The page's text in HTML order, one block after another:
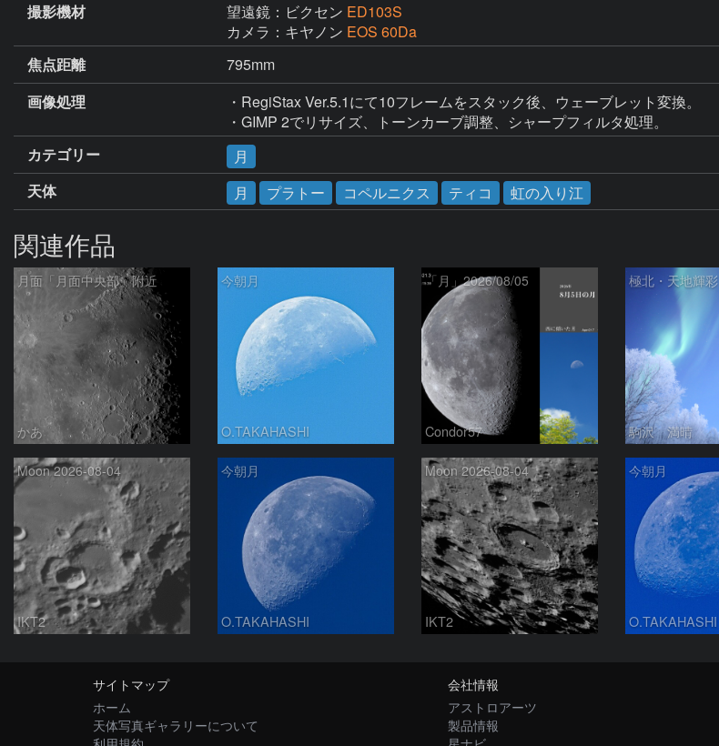
撮影機材
望遠鏡：ビクセン ED103S
カメラ：キヤノン EOS 60Da
焦点距離
795mm
画像処理
・RegiStax Ver.5.1にて10フレームをスタック後、ウェーブレット変換。
・GIMP 2でリサイズ、トーンカーブ調整、シャープフィルタ処理。
カテゴリー
月
天体
月 プラトー コペルニクス ティコ 虹の入り江
関連作品
月面「月面中央部」附近
かあ
今朝月
O.TAKAHASHI
「月」2026/08/05
Condor57
極北・天地輝彩
駒沢 満晴
Moon 2026-08-04
IKT2
今朝月
O.TAKAHASHI
Moon 2026-08-04
IKT2
今朝月
O.TAKAHASHI
サイトマップ
ホーム
天体写真ギャラリーについて
会社情報
アストロアーツ
製品情報